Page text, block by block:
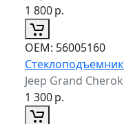
1 800р.
ОЕМ: 56005160
Jeep Grand
1 300р.